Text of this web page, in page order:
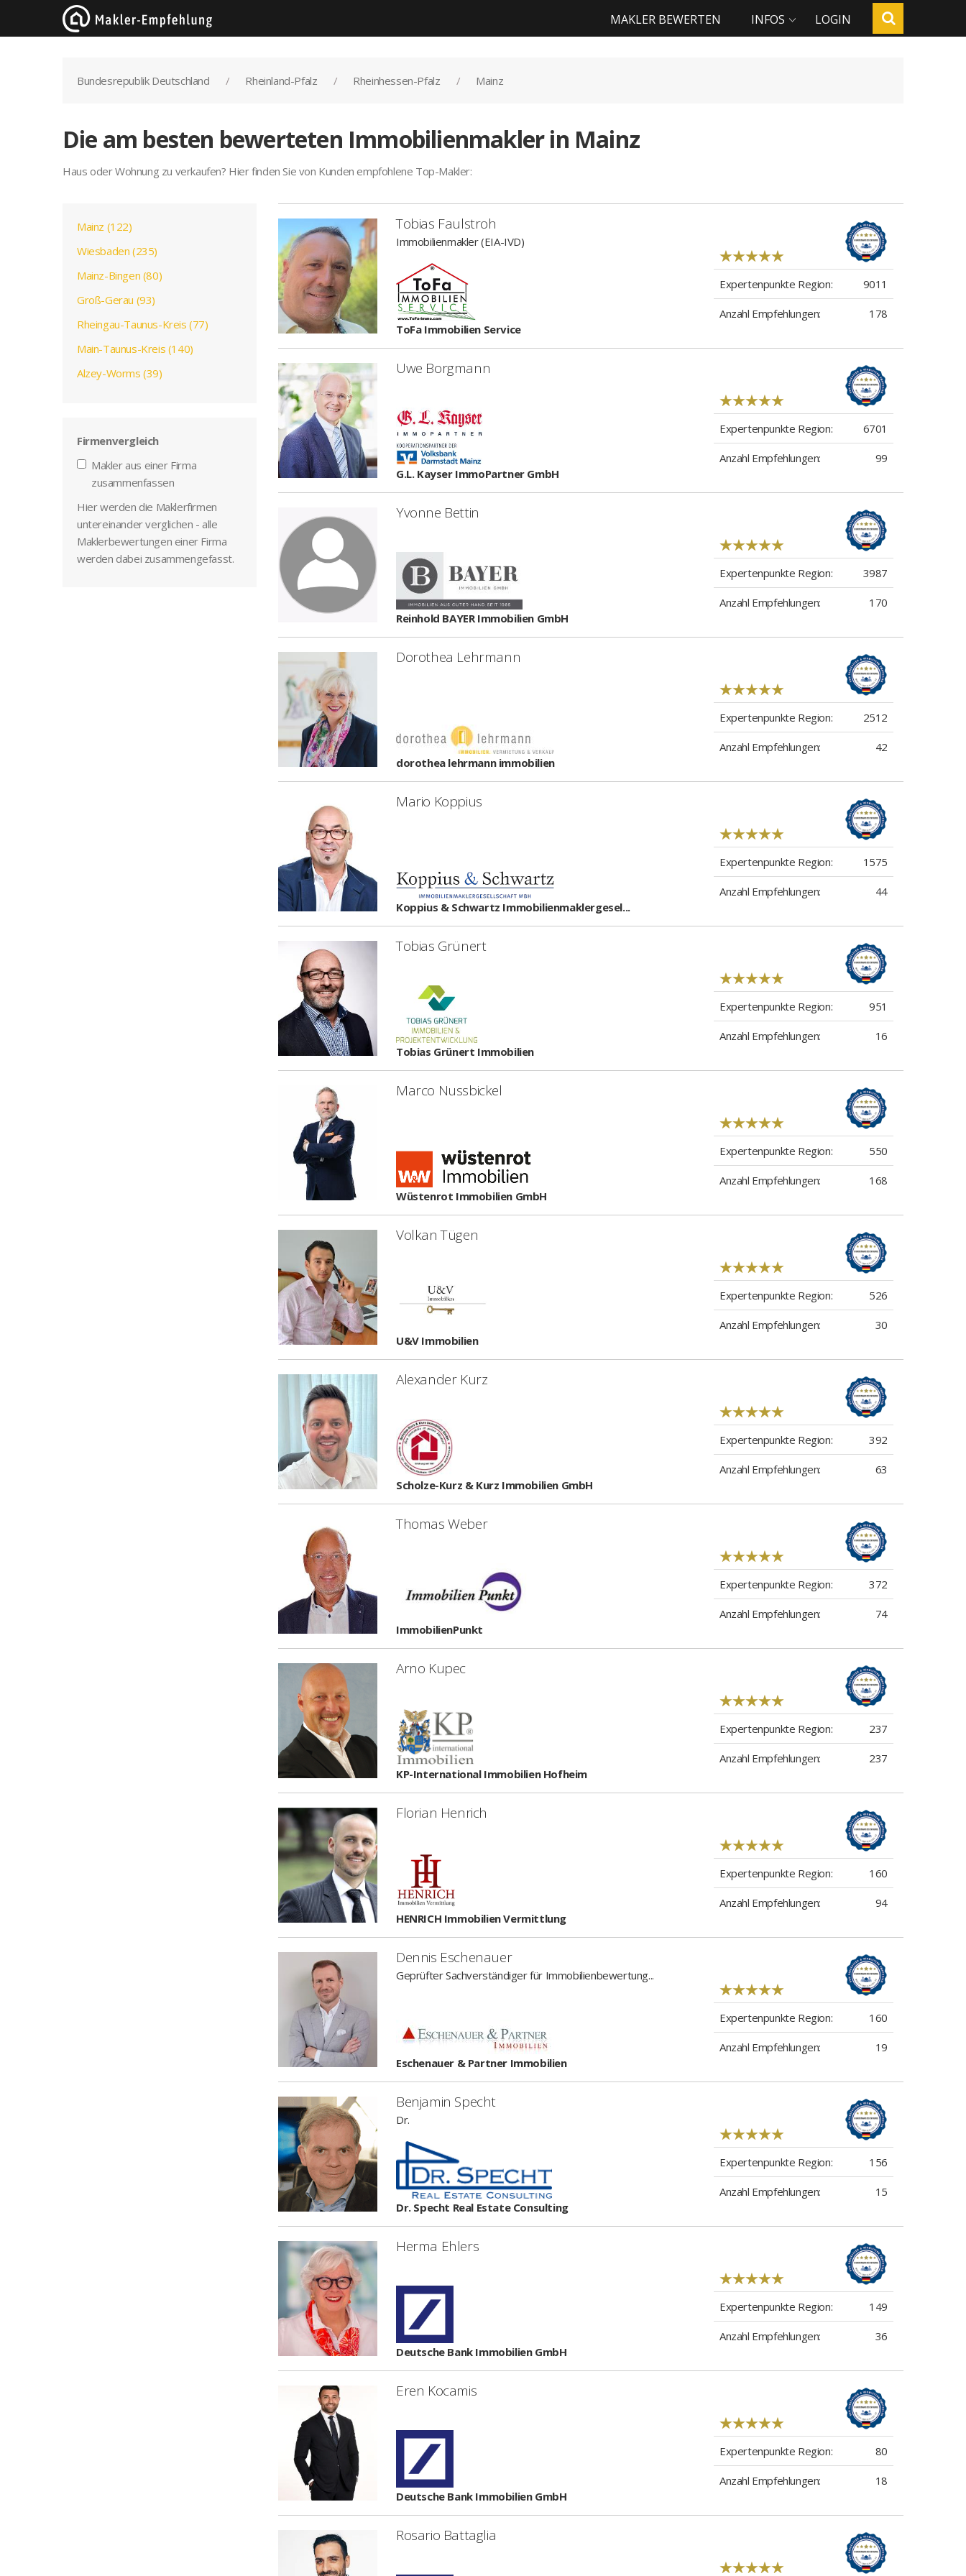
MAKLER BEWERTEN INFOS LOGIN
Bundesrepublik Deutschland Rheinland-Pfalz Rheinhessen-Pfalz Mainz
Die am besten bewerteten Immobilienmakler in Mainz
Haus oder Wohnung zu verkaufen? Hier finden Sie von Kunden empfohlene Top-Makler:
Mainz (122)
Wiesbaden (235)
Mainz-Bingen (80)
Groß-Gerau (93)
Rheingau-Taunus-Kreis (77)
Main-Taunus-Kreis (140)
Alzey-Worms (39)
Firmenvergleich
Makler aus einer Firma
zusammenfassen
Hier werden die Maklerfirmen
untereinander verglichen - alle
Maklerbewertungen einer Firma
werden dabei zusammengefasst.
Tobias Faulstroh
Immobilienmakler (EIA-IVD)
ToFa Immobilien Service
Expertenpunkte Region: 9011
Anzahl Empfehlungen: 178
Uwe Borgmann
G.L. Kayser ImmoPartner GmbH
Expertenpunkte Region: 6701
Anzahl Empfehlungen: 99
Yvonne Bettin
Reinhold BAYER Immobilien GmbH
Expertenpunkte Region: 3987
Anzahl Empfehlungen: 170
Dorothea Lehrmann
dorothea lehrmann immobilien
Expertenpunkte Region: 2512
Anzahl Empfehlungen: 42
Mario Koppius
Koppius & Schwartz Immobilienmaklergesel...
Expertenpunkte Region: 1575
Anzahl Empfehlungen: 44
Tobias Grünert
Tobias Grünert Immobilien
Expertenpunkte Region: 951
Anzahl Empfehlungen: 16
Marco Nussbickel
Wüstenrot Immobilien GmbH
Expertenpunkte Region: 550
Anzahl Empfehlungen: 168
Volkan Tügen
U&V Immobilien
Expertenpunkte Region: 526
Anzahl Empfehlungen: 30
Alexander Kurz
Scholze-Kurz & Kurz Immobilien GmbH
Expertenpunkte Region: 392
Anzahl Empfehlungen: 63
Thomas Weber
ImmobilienPunkt
Expertenpunkte Region: 372
Anzahl Empfehlungen: 74
Arno Kupec
KP-International Immobilien Hofheim
Expertenpunkte Region: 237
Anzahl Empfehlungen: 237
Florian Henrich
HENRICH Immobilien Vermittlung
Expertenpunkte Region: 160
Anzahl Empfehlungen: 94
Dennis Eschenauer
Geprüfter Sachverständiger für Immobilienbewertung...
Eschenauer & Partner Immobilien
Expertenpunkte Region: 160
Anzahl Empfehlungen: 19
Benjamin Specht
Dr.
Dr. Specht Real Estate Consulting
Expertenpunkte Region: 156
Anzahl Empfehlungen: 15
Herma Ehlers
Deutsche Bank Immobilien GmbH
Expertenpunkte Region: 149
Anzahl Empfehlungen: 36
Eren Kocamis
Deutsche Bank Immobilien GmbH
Expertenpunkte Region: 80
Anzahl Empfehlungen: 18
Rosario Battaglia